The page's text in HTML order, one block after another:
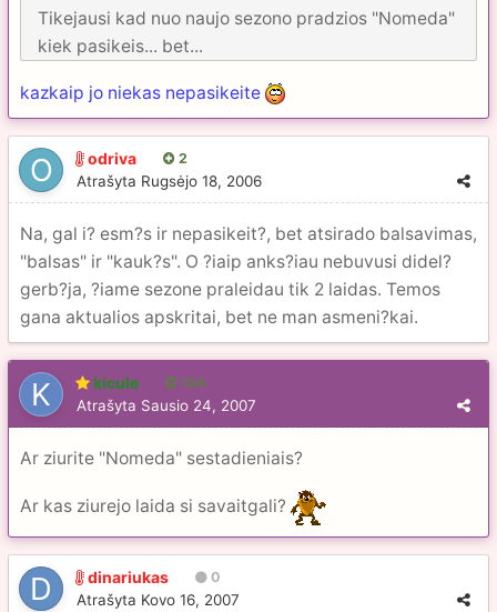
Tikejausi kad nuo naujo sezono pradzios "Nomeda"
kiek pasikeis... bet...
kazkaip jo niekas nepasikeite
odriva 2
Atrašyta Rugsėjo 18, 2006
Na, gal i? esm?s ir nepasikeit?, bet atsirado balsavimas,
"balsas" ir "kauk?s". O ?iaip anks?iau nebuvusi didel?
gerb?ja, ?iame sezone praleidau tik 2 laidas. Temos
gana aktualios apskritai, bet ne man asmeni?kai.
kicule 104
Atrašyta Sausio 24, 2007
Ar ziurite "Nomeda" sestadieniais?
Ar kas ziurejo laida si savaitgali?
dinariukas 0
Atrašyta Kovo 16, 2007